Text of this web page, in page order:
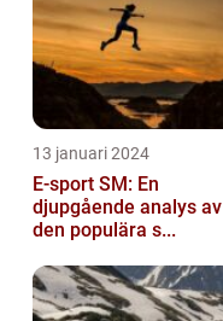
13 januari 2024
E-sport SM: En
djupgående analys av
den populära s...